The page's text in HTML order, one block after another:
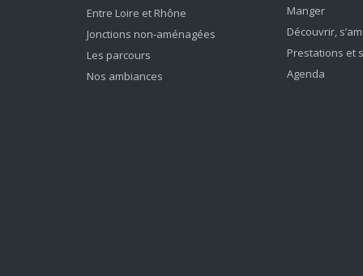
Entre Loire et Rhône
Jonctions non-aménagées
Les parcours
Nos ambiances
Manger
Découvrir,
Prestations et
Agenda